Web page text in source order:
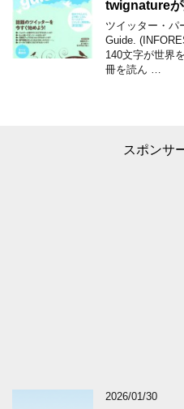
twignatureが
ツイッター・パ
Guide.
140文字が世界
冊を読ん …
スポンサ
2026/01/30